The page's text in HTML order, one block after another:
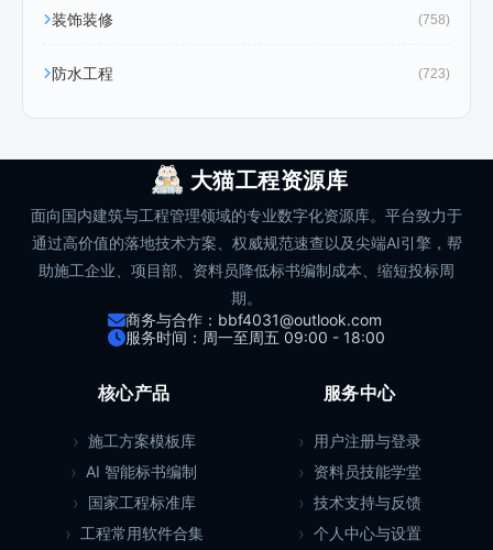
装饰装修 (758)
防水工程 (723)
大猫工程资源库
面向国内建筑与工程管理领域的专业数字化资源库。平台致力于
通过高价值的落地技术方案、权威规范速查以及尖端AI引擎，帮
助施工企业、项目部、资料员降低标书编制成本、缩短投标周
期。
商务与合作：bbf4031@outlook.com
服务时间：周一至周五 09:00 - 18:00
核心产品
施工方案模板库
AI 智能标书编制
国家工程标准库
工程常用软件合集
服务中心
用户注册与登录
资料员技能学堂
技术支持与反馈
个人中心与设置